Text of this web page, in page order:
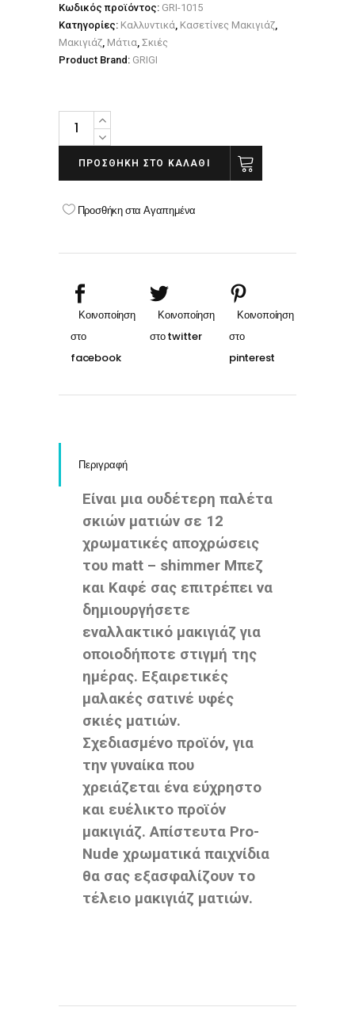
Κωδικός προϊόντος: GRI-1015
Κατηγορίες: Καλλυντικά, Κασετίνες Μακιγιάζ,
Μακιγιάζ, Μάτια, Σκιές
Product Brand: GRIGI
GRIGI
PALETTE
NO
41
ΠΡΟΣΘΉΚΗ ΣΤΟ ΚΑΛΆΘΙ
Προσθήκη στα Αγαπημένα
Περιγραφή
Είναι μια ουδέτερη παλέτα
σκιών ματιών σε 12
χρωματικές αποχρώσεις
του matt – shimmer Μπεζ
και Καφέ σας επιτρέπει να
δημιουργήσετε
εναλλακτικό μακιγιάζ για
οποιοδήποτε στιγμή της
ημέρας. Εξαιρετικές
μαλακές σατινέ υφές
σκιές ματιών.
Σχεδιασμένο προϊόν, για
την γυναίκα που
χρειάζεται ένα εύχρηστο
και ευέλικτο προϊόν
μακιγιάζ. Απίστευτα Pro-
Nude χρωματικά παιχνίδια
θα σας εξασφαλίζουν το
τέλειο μακιγιάζ ματιών.